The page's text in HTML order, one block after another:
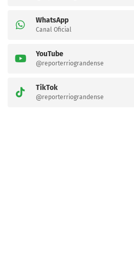
WhatsApp
Canal Oficial
YouTube
@reporterriograndense
TikTok
@reporterriograndense